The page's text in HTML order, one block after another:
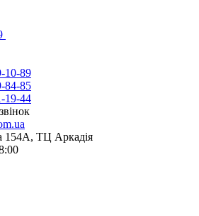
10-89
84-85
19-44
154А, ТЦ Аркадія